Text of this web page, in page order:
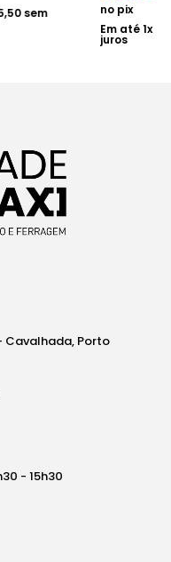
pix
8,25sem
Cavalhada, Porto
- 15h30